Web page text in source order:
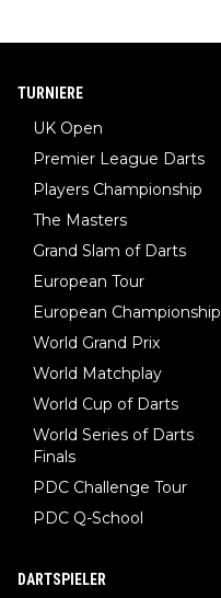
TURNIERE
UK Open
Premier League Darts
Players Championship
The Masters
Grand Slam of Darts
European Tour
European Championship
World Grand Prix
World Matchplay
World Cup of Darts
World Series of Darts
Finals
PDC Challenge Tour
PDC Q-School
DARTSPIELER